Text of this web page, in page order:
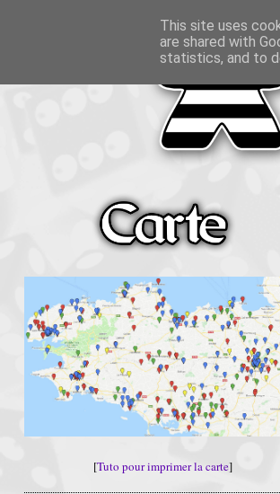
[Tuto pour imprimer la carte]
This site uses
are shared with
statistics, and to